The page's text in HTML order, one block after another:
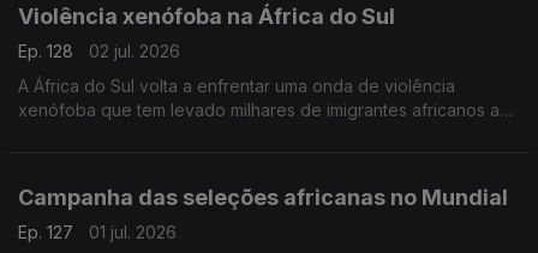
Violência xenófoba na África do Sul
Ep. 128
02 jul. 2026
A África do Sul volta a enfrentar uma onda de violência
xenófoba que tem levado milhares de imigrantes africanos a
Campanha das seleções africanas no Mundial
Ep. 127
01 jul. 2026